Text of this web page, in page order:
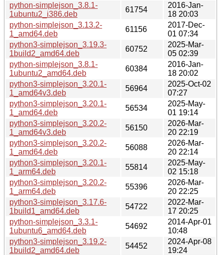
python-simplejson_3.8.1-
1ubuntu2_i386.deb
61754
2016-Jan-
18 20:03
python-simplejson_3.13.2-
1_amd64.deb
61156
2017-Dec-
01 07:34
python3-simplejson_3.19.3-
1build2_amd64.deb
60752
2025-Mar-
05 02:39
python-simplejson_3.8.1-
1ubuntu2_amd64.deb
60384
2016-Jan-
18 20:02
python3-simplejson_3.20.1-
1_amd64v3.deb
56964
2025-Oct-02
07:27
python3-simplejson_3.20.1-
1_amd64.deb
56534
2025-May-
01 19:14
python3-simplejson_3.20.2-
1_amd64v3.deb
56150
2026-Mar-
20 22:19
python3-simplejson_3.20.2-
1_amd64.deb
56088
2026-Mar-
20 22:14
python3-simplejson_3.20.1-
1_arm64.deb
55814
2025-May-
02 15:18
python3-simplejson_3.20.2-
1_arm64.deb
55396
2026-Mar-
20 22:25
python3-simplejson_3.17.6-
1build1_amd64.deb
54722
2022-Mar-
17 20:25
python-simplejson_3.3.1-
1ubuntu6_amd64.deb
54692
2014-Apr-01
10:48
python3-simplejson_3.19.2-
1build2_amd64.deb
54452
2024-Apr-08
19:24